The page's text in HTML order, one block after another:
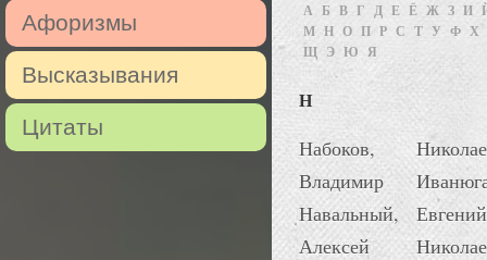
Афоризмы
Высказывания
Цитаты
А Б В Г Д Е Ё Ж З И
М Н О П Р С Т У Ф Х
Щ Э Ю Я
Н
Набоков,
Владимир
Навальный,
Алексей
Евгений